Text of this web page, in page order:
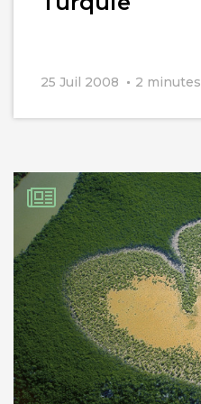
25 Juil 2008 2 minutes